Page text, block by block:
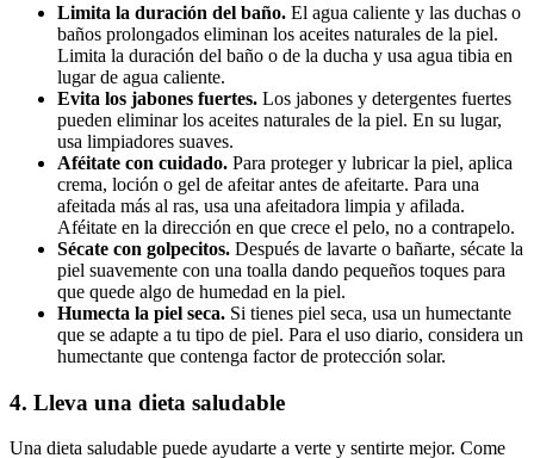
Limita la duración del baño. El agua caliente y las duchas o
baños prolongados eliminan los aceites naturales de la piel.
Limita la duración del baño o de la ducha y usa agua tibia en
lugar de agua caliente.
Evita los jabones fuertes. Los jabones y detergentes fuertes
pueden eliminar los aceites naturales de la piel. En su lugar,
usa limpiadores suaves.
Aféitate con cuidado. Para proteger y lubricar la piel, aplica
crema, loción o gel de afeitar antes de afeitarte. Para una
afeitada más al ras, usa una afeitadora limpia y afilada.
Aféitate en la dirección en que crece el pelo, no a contrapelo.
Sécate con golpecitos. Después de lavarte o bañarte, sécate la
piel suavemente con una toalla dando pequeños toques para
que quede algo de humedad en la piel.
Humecta la piel seca. Si tienes piel seca, usa un humectante
que se adapte a tu tipo de piel. Para el uso diario, considera un
humectante que contenga factor de protección solar.
4. Lleva una dieta saludable
Una dieta saludable puede ayudarte a verte y sentirte mejor. Come